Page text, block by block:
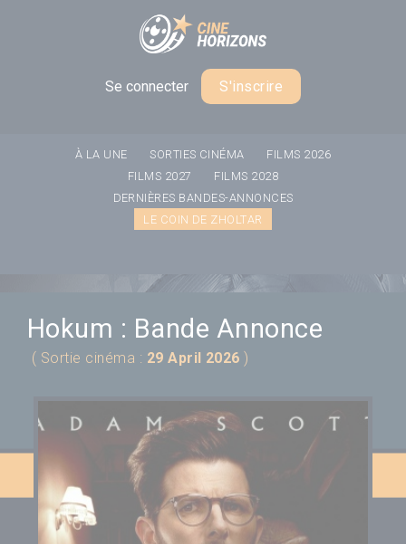
Se connecter S'inscrire
À LA UNE SORTIES CINÉMA
FILMS 2026
FILMS 2027
FILMS 2028
DERNIÈRES BANDES-ANNONCES
LE COIN DE ZHOLTAR
Hokum : Bande Annonce
( Sortie cinéma : 29 April 2026 )
Panneau de gestion des cookies